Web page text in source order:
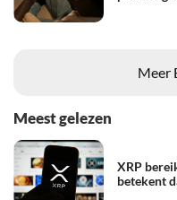
Meer
Meest gelezen
XRP
betekent